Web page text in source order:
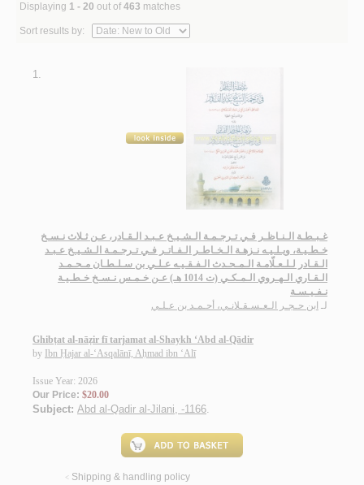
Displaying 1 - 20 out of 463 matches
Sort results by:
1.
غـبـطـة الـنـاظـر فـي تـرجـمـة الـشـيـخ عـبـد الـقـادر، عـن ثـلاث نـسـخ
خـطـيـة، ويـلـيـه نـزهـة الـخـاطـر الـفـاتـر فـي تـرجـمـة الـشـيـخ عـبـد
الـقـادر لـلـعـلّامـة الـمـحـدث الـفـقـيـه عـلـي بن سـلـطـان مـحـمـد
الـقـاري الـهـروي الـمـكـي (ت 1014 هـ) عـن خـمـس نـسـخ خـطـيـة
نـفـيـسـة
لـ ابن حـجـر الـعـسـقـلانـي، أحـمـد بن عـلـي
Ghibṭat al-nāẓir fī tarjamat al-Shaykh ‘Abd al-Qādir
by Ibn Ḥajar al-‘Asqalānī, Aḥmad ibn ‘Alī
Issue Year: 2026
Our Price: $20.00
Subject: Abd al-Qadir al-Jilani, -1166.
< Shipping & handling policy